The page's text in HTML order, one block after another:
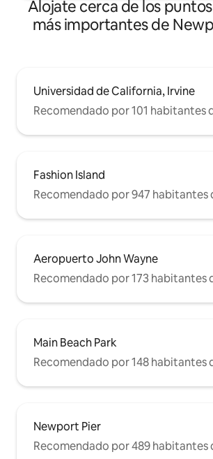
transporte público, junto con la práctica
recogida en la casa por Uber, Lyft, etc.
Permiso de alojamiento de corta
Alojate cerca de los
más importantes de
Universidad de California, Irvine
Recomendado por 101 habitantes
Fashion Island
Recomendado por 947 habitantes
Aeropuerto John Wayne
Recomendado por 173 habitantes
Main Beach Park
Recomendado por 148 habitantes
Newport Pier
Recomendado por 489 habitantes